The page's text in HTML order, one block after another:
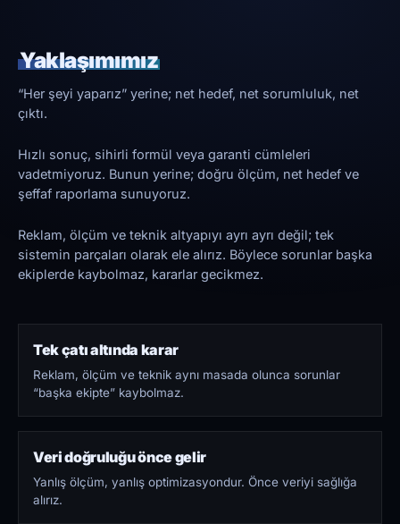
Yaklaşımımız
“Her şeyi yaparız” yerine; net hedef, net sorumluluk, net
çıktı.
Hızlı sonuç, sihirli formül veya garanti cümleleri
vadetmiyoruz. Bunun yerine; doğru ölçüm, net hedef ve
şeffaf raporlama sunuyoruz.
Reklam, ölçüm ve teknik altyapıyı ayrı ayrı değil; tek
sistemin parçaları olarak ele alırız. Böylece sorunlar başka
ekiplerde kaybolmaz, kararlar gecikmez.
Tek çatı altında karar
Reklam, ölçüm ve teknik aynı masada olunca sorunlar
“başka ekipte” kaybolmaz.
Veri doğruluğu önce gelir
Yanlış ölçüm, yanlış optimizasyondur. Önce veriyi sağlığa
alırız.